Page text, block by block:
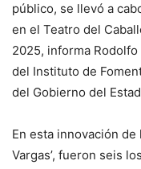
público, se llevó a
en el Teatro del
2025, informa
del Instituto de
del Gobierno del
En esta innovación de
Vargas’, fueron seis